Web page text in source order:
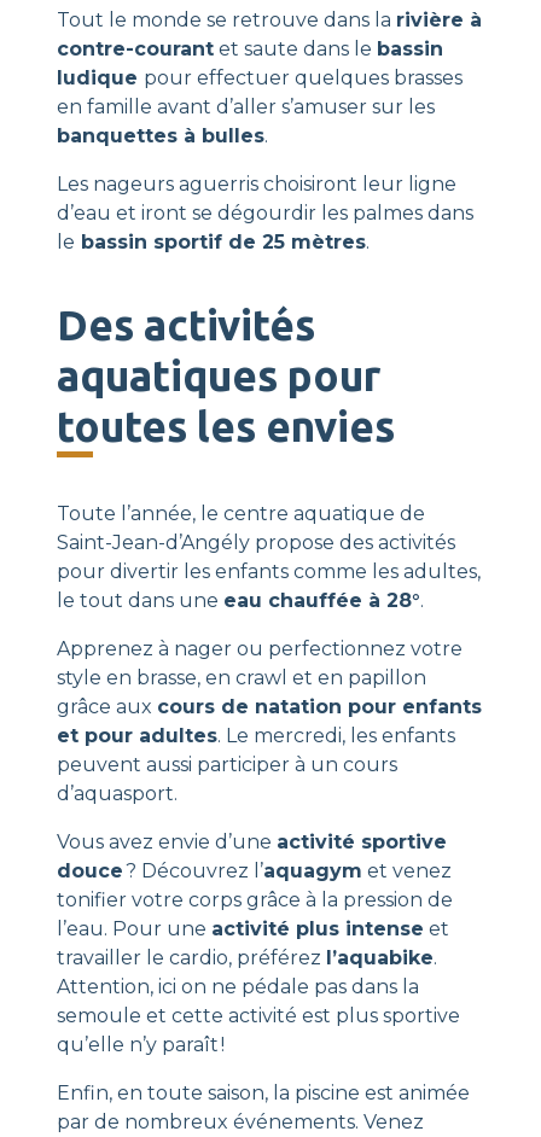
Tout le monde se retrouve dans la rivière à
contre-courant et saute dans le bassin
ludique pour effectuer quelques brasses
en famille avant d’aller s’amuser sur les
banquettes à bulles.
Les nageurs aguerris choisiront leur ligne
d’eau et iront se dégourdir les palmes dans
le bassin sportif de 25 mètres.
Des activités
aquatiques pour
toutes les envies
Toute l’année, le centre aquatique de
Saint-Jean-d’Angély propose des activités
pour divertir les enfants comme les adultes,
le tout dans une eau chauffée à 28°.
Apprenez à nager ou perfectionnez votre
style en brasse, en crawl et en papillon
grâce aux cours de natation pour enfants
et pour adultes. Le mercredi, les enfants
peuvent aussi participer à un cours
d’aquasport.
Vous avez envie d’une activité sportive
douce? Découvrez l’aquagym et venez
tonifier votre corps grâce à la pression de
l’eau. Pour une activité plus intense et
travailler le cardio, préférez l’aquabike.
Attention, ici on ne pédale pas dans la
semoule et cette activité est plus sportive
qu’elle n’y paraît !
Enfin, en toute saison, la piscine est animée
par de nombreux événements. Venez